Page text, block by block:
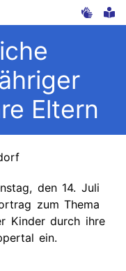
Eltern
den 14. Juli
zum Thema
Kinder durch ihre
ein.